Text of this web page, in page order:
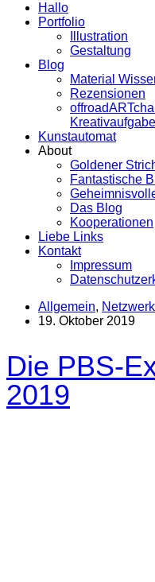
Hallo
Portfolio
Illustration
Gestaltung
Blog
Material
Rezensionen
Kunstautomat
About
Goldener
Fantastische
Das Blog
Kooperationen
Liebe Links
Kontakt
Impressum
Allgemein, Netzwerk
19. Oktober 2019
Die PBS-
2019